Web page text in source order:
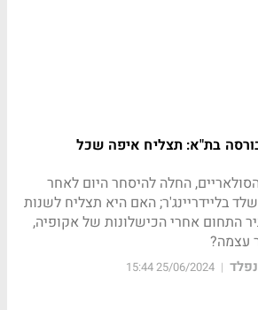
בת"א: תצליח איפה שכל
החלה להיסחר היום לאחר
בליידריינג'ר; האם היא תצליח לשנות
התחום אחרי הכישלונות של אקופיה,
עצמה?
|
25/06/2024 15:44